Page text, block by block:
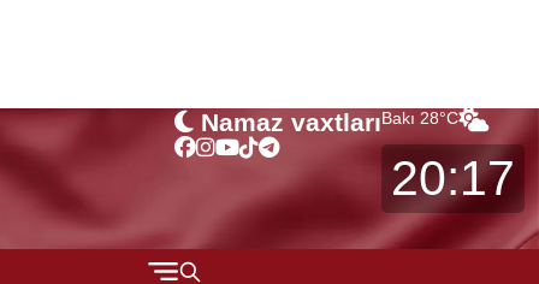
Namaz vaxtlarıBakı 28°C
20:17